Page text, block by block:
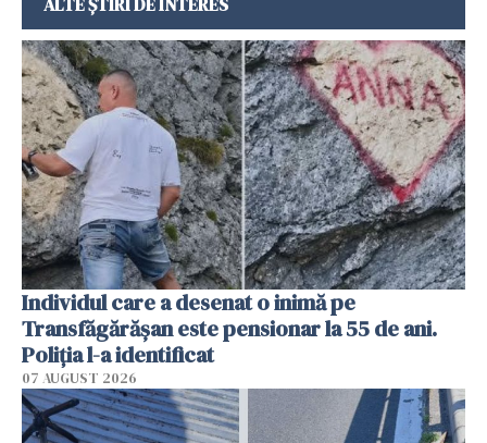
Individul care a desenat o inimă pe
Transfăgărășan este pensionar la 55 de ani.
Poliția l-a identificat
07 AUGUST 2026